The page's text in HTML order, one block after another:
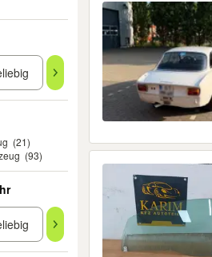
(21)
(93)